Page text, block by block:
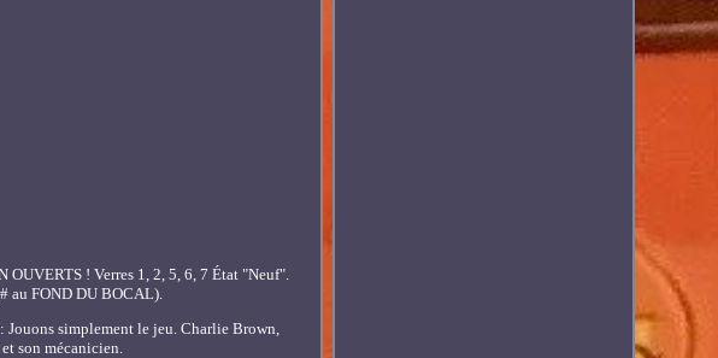
! Verres 1, 2, 5, 6, 7 État "Neuf".
au FOND DU BOCAL).
simplement le jeu. Charlie Brown,
son mécanicien.